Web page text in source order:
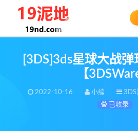
[3DS]3ds星球大战
【
2022-10-16 小编 3DS
已收录